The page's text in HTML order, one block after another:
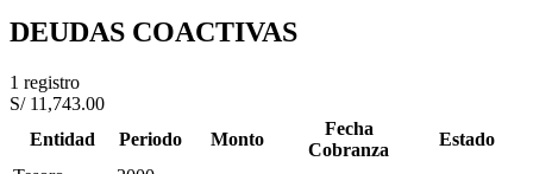
DEUDAS COACTIVAS
1 registro
S/ 11,743.00
Entidad
Periodo Monto
Fecha
Cobranza
Estado